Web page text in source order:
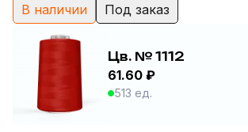
В наличии Под заказ
Цв. № 1112
61.60 ₽
513 ед.